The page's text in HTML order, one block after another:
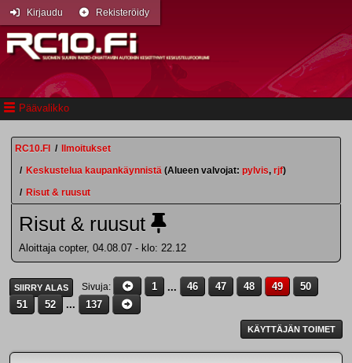
Päävalikko
Kirjaudu Rekisteröidy
RC10.FI /
Ilmoitukset
/ Keskustelua kaupankäynnistä (Alueen valvojat: pylvis, rjf)
/ Risut & ruusut
Risut & ruusut
Aloittaja copter, 04.08.07 - klo: 22.12
SIIRRY ALAS Sivuja 1 ... 46 47 48 49
50
51
52 ... 137
KÄYTTÄJÄN TOIMET